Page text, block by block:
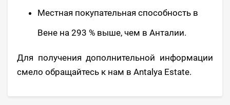
Местная покупательная способность в
Вене на 293 % выше, чем в Анталии.
Для получения дополнительной информации
смело обращайтесь к нам в Antalya Estate.